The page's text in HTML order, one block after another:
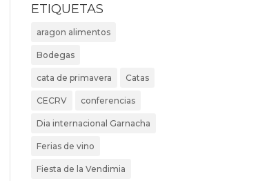
ETIQUETAS
aragon alimentos
Bodegas
cata de primavera Catas
CECRV conferencias
Dia internacional Garnacha
Ferias de vino
Fiesta de la Vendimia